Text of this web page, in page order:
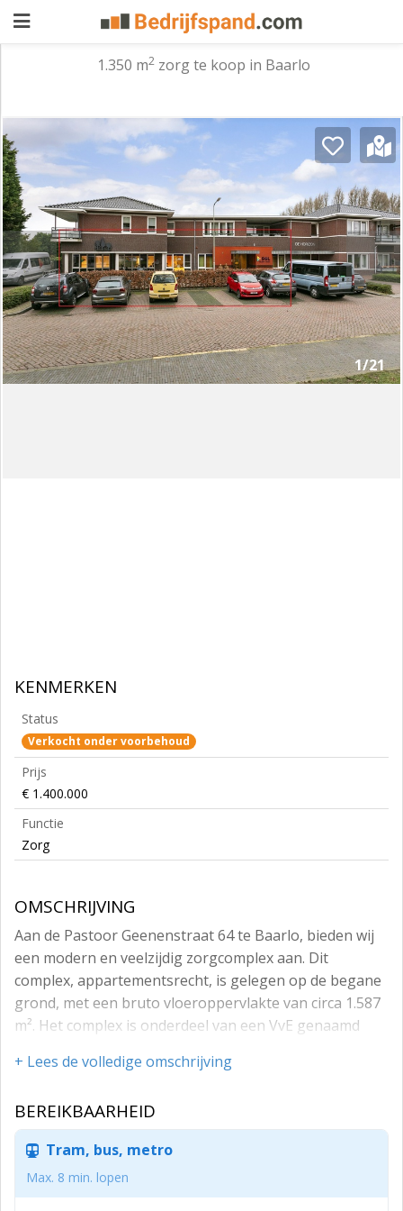
aanbieden
zoeken
Waarom
adverteren
Premium
adverteren
Blog
Registreren
Login
1.350 m2zorg te koop in Baarlo
1/21
KENMERKEN
Status
Verkocht onder voorbehoud
Prijs
€ 1.400.000
Functie
Zorg
OMSCHRIJVING
Aan de Pastoor Geenenstraat 64 te Baarlo, bieden wij
een modern en veelzijdig zorgcomplex aan. Dit
complex, appartementsrecht, is gelegen op de begane
grond, met een bruto vloeroppervlakte van circa 1.587
m². Het complex is onderdeel van een VvE genaamd
Geenenstraat Baarlo”. Momenteel is het pand in
indeling en centrale ligging biedt dit object uitstekende
mogelijkheden voor zorg gerelateerde doeleinden. Het
object is voorzien van energielabel A++. Aan de
voorkant van het object zijn gratis
+ Lees de volledige omschrijving
BEREIKBAARHEID
Tram, bus, metro
Max. 8 min. lopen